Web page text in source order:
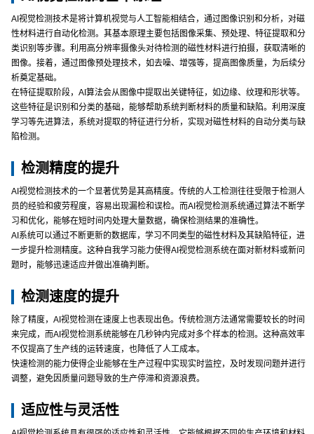
AI视觉检测技术是将计算机视觉与人工智能相结合，通过图像识别和分析，对磁
性材料进行自动化检测。其基本原理主要包括图像采集、预处理、特征提取和分
类识别等步骤。利用高分辨率摄像头对待检测的磁性材料进行拍摄，获取清晰的
图像。接着，通过图像预处理技术，如去噪、增强等，提高图像质量，为后续分
析奠定基础。
在特征提取阶段，AI算法会从图像中提取出关键特征，如边缘、纹理和形状等。
这些特征是识别和分类的基础，能够帮助系统判断材料的质量和缺陷。利用深度
学习等先进算法，系统对提取的特征进行分析，实现对磁性材料的自动分类与缺
陷检测。
检测精度的提升
AI视觉检测技术的一个显著优势是其高精度。传统的人工检测往往受限于检测人
员的经验和疲劳程度，容易出现漏检和误检。而AI视觉检测系统通过算法不断学
习和优化，能够在短时间内处理大量数据，确保检测结果的准确性。
AI系统可以通过不断更新的数据库，学习不同类型的磁性材料及其缺陷特征，进
一步提升检测精度。这种自我学习能力使得AI视觉检测系统在面对新材料或新问
题时，能够迅速适应并做出准确判断。
检测速度的提升
除了精度，AI视觉检测在速度上也表现出色。传统检测方法通常需要较长的时间
来完成，而AI视觉检测系统能够在几秒钟内完成对多个样本的检测。这种高效率
不仅提高了生产线的运转速度，也降低了人工成本。
快速检测的能力使得企业能够在生产过程中实现实时监控，及时发现问题并进行
调整，避免因质量问题导致的生产停滞和资源浪费。
适应性与灵活性